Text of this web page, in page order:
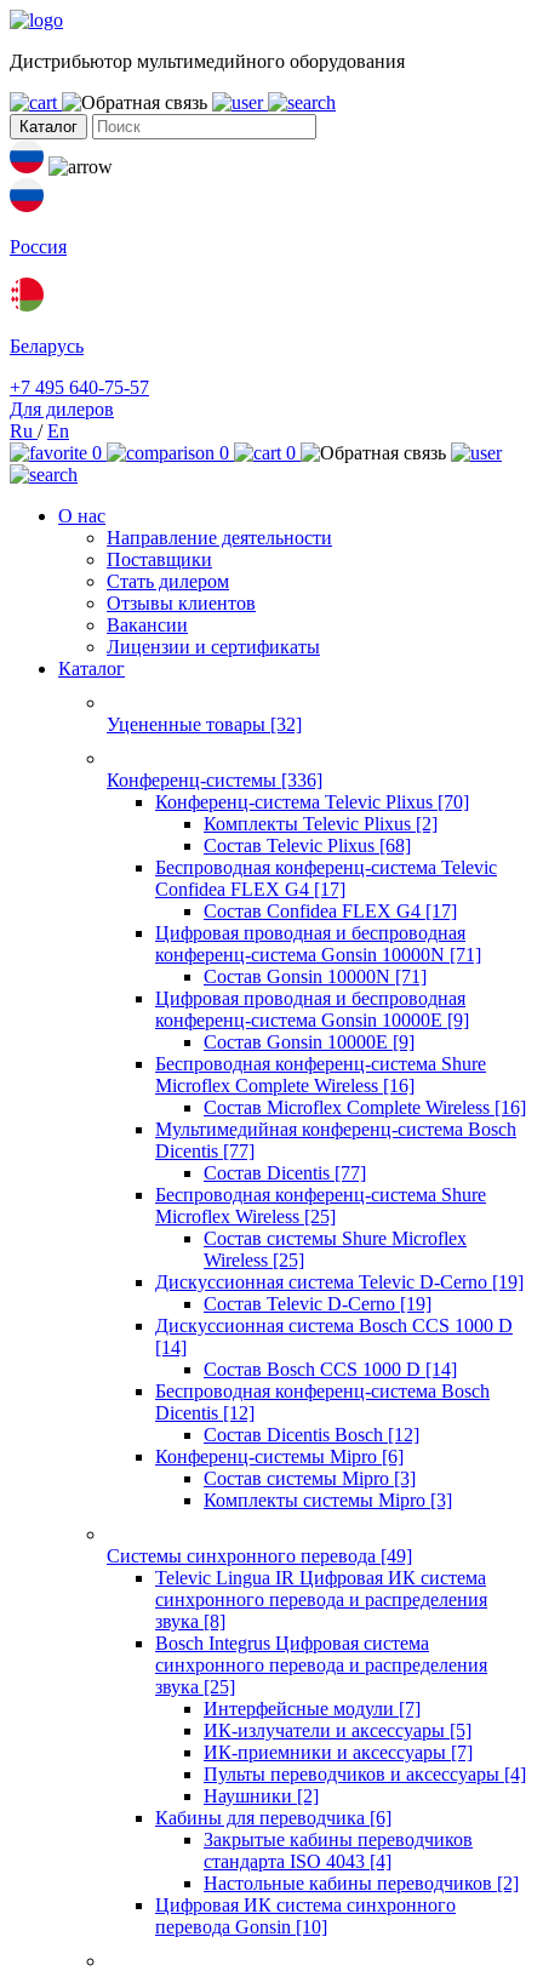
Дистрибьютор мультимедийного оборудования
Каталог
Россия
Беларусь
+7 495 640-75-57
Для дилеров
Ru /En
0
0 0
О нас
Направление деятельности
Поставщики
Стать дилером
Отзывы клиентов
Вакансии
Лицензии и сертификаты
Каталог
Уцененные товары [32]
Конференц-системы [336]
Конференц-система Televic Plixus [70]
Комплекты Televic Plixus [2]
Состав Televic Plixus [68]
Беспроводная конференц-система Televic
Confidea FLEX G4 [17]
Состав Confidea FLEX G4 [17]
Цифровая проводная и беспроводная
конференц-система Gonsin 10000N [71]
Состав Gonsin 10000N [71]
Цифровая проводная и беспроводная
конференц-система Gonsin 10000E [9]
Состав Gonsin 10000E [9]
Беспроводная конференц-система Shure
Microflex Complete Wireless [16]
Состав Microflex Complete Wireless [16]
Мультимедийная конференц-система Bosch
Dicentis [77]
Состав Dicentis [77]
Беспроводная конференц-система Shure
Microflex Wireless [25]
Состав системы Shure Microflex
Wireless [25]
Дискуссионная система Televic D-Cerno [19]
Состав Televic D-Cerno [19]
Дискуссионная система Bosch CCS 1000 D
[14]
Состав Bosch CCS 1000 D [14]
Беспроводная конференц-система Bosch
Dicentis [12]
Состав Dicentis Bosch [12]
Конференц-системы Mipro [6]
Состав системы Mipro [3]
Комплекты системы Mipro [3]
Системы синхронного перевода [49]
Televic Lingua IR Цифровая ИК система
синхронного перевода и распределения
звука [8]
Bosch Integrus Цифровая система
синхронного перевода и распределения
звука [25]
Интерфейсные модули [7]
ИК-излучатели и аксессуары [5]
ИК-приемники и аксессуары [7]
Пульты переводчиков и аксессуары [4]
Наушники [2]
Кабины для переводчика [6]
Закрытые кабины переводчиков
стандарта ISO 4043 [4]
Настольные кабины переводчиков [2]
Цифровая ИК система синхронного
перевода Gonsin [10]